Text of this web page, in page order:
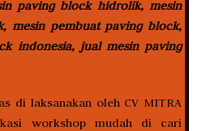
paving block hidrolik, mesin
mesin pembuat paving block,
indonesia, jual mesin paving
di laksanakan oleh CV MITRA
workshop mudah di cari